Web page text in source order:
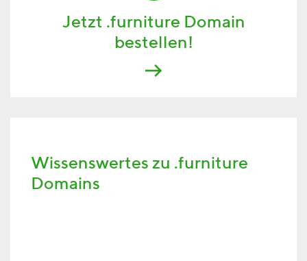
Jetzt .furniture Domain
bestellen!
Wissenswertes zu .furniture
Domains